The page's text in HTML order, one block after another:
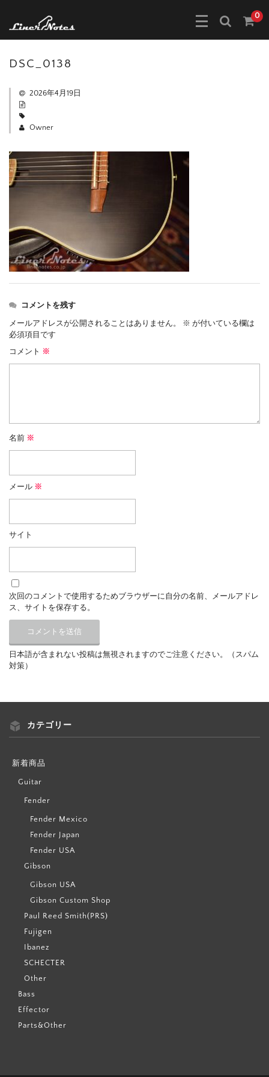
0
DSC_0138
2026年4月19日
Owner
コメントを残す
メールアドレスが公開されることはありません。 ※ が付いている欄は
必須項目です
コメント ※
名前 ※
メール ※
サイト
次回のコメントで使用するためブラウザーに自分の名前、メールアドレ
ス、サイトを保存する。
日本語が含まれない投稿は無視されますのでご注意ください。（スパム
対策）
カテゴリー
新着商品
Guitar
Fender
Fender Mexico
Fender Japan
Fender USA
Gibson
Gibson USA
Gibson Custom Shop
Paul Reed Smith(PRS)
Fujigen
Ibanez
SCHECTER
Other
Bass
Effector
Parts&Other